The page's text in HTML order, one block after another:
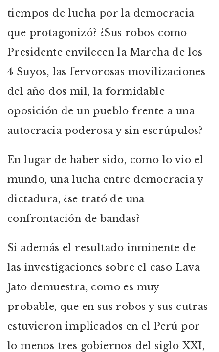
tiempos de lucha por la democracia
que protagonizó? ¿Sus robos como
Presidente envilecen la Marcha de los
4 Suyos, las fervorosas movilizaciones
del año dos mil, la formidable
oposición de un pueblo frente a una
autocracia poderosa y sin escrúpulos?
En lugar de haber sido, como lo vio el
mundo, una lucha entre democracia y
dictadura, ¿se trató de una
confrontación de bandas?
Si además el resultado inminente de
las investigaciones sobre el caso Lava
Jato demuestra, como es muy
probable, que en sus robos y sus cutras
estuvieron implicados en el Perú por
lo menos tres gobiernos del siglo XXI,